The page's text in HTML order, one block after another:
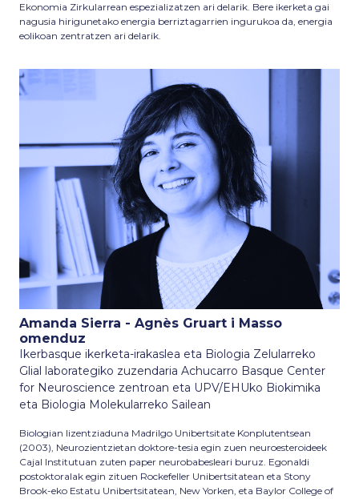
Ekonomia Zirkularrean espezializatzen ari delarik. Bere ikerketa gai
nagusia hirigunetako energia berriztagarrien ingurukoa da, energia
eolikoan zentratzen ari delarik.
Amanda Sierra - Agnès Gruart i Masso
omenduz
Ikerbasque ikerketa-irakaslea eta Biologia Zelularreko
Glial laborategiko zuzendaria Achucarro Basque Center
for Neuroscience zentroan eta UPV/EHUko Biokimika
eta Biologia Molekularreko Sailean
Biologian lizentziaduna Madrilgo Unibertsitate Konplutentsean
(2003), Neurozientzietan doktore-tesia egin zuen neuroesteroideek
Cajal Institutuan zuten paper neurobabesleari buruz. Egonaldi
postoktoralak egin zituen Rockefeller Unibertsitatean eta Stony
Brook-eko Estatu Unibertsitatean, New Yorken, eta Baylor College of